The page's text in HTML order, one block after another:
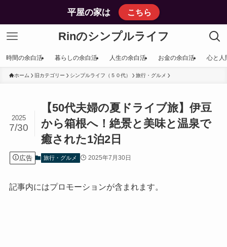
平屋の家は こちら
Rinのシンプルライフ
時間の余白活 暮らしの余白活 人生の余白活 お金の余白活 心と人
ホーム 旧カテゴリー シンプルライフ（５０代） 旅行・グルメ
【50代夫婦の夏ドライブ旅】伊豆
から箱根へ！絶景と美味と温泉で
癒された1泊2日
2025
7/30
広告 旅行・グルメ 2025年7月30日
記事内にはプロモーションが含まれます。